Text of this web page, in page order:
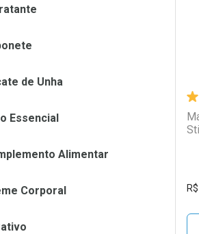
R$
de Unha
Essencial
Alimentar
Corporal